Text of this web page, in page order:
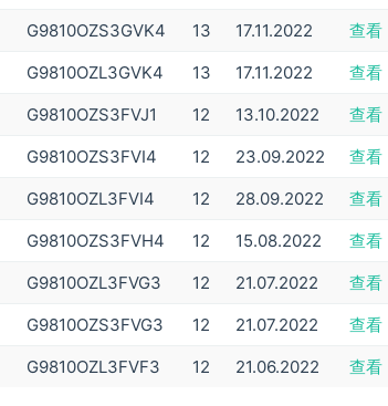
G9810OZS3GVK4 13 17.11.2022
查看
G9810OZL3GVK4 13 17.11.2022
查看
G9810OZS3FVJ1 12 13.10.2022
查看
G9810OZS3FVI4 12 23.09.2022
查看
G9810OZL3FVI4 12 28.09.2022
查看
G9810OZS3FVH4 12 15.08.2022
查看
G9810OZL3FVG3 12 21.07.2022
查看
G9810OZS3FVG3 12 21.07.2022
查看
G9810OZL3FVF3 12 21.06.2022 查看